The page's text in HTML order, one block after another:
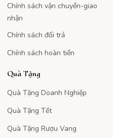
Chính sách vận chuyển-giao
nhận
Chính sách đổi trả
Chính sách hoàn tiền
Quà Tặng
Quà Tặng Doanh Nghiệp
Quà Tặng Tết
Quà Tặng Rượu Vang